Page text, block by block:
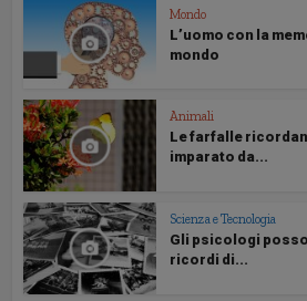
Mondo
L’uomo con la
mondo
Animali
Le farfalle
imparato da...
Scienza e Tecnologia
Gli psicologi
ricordi di...